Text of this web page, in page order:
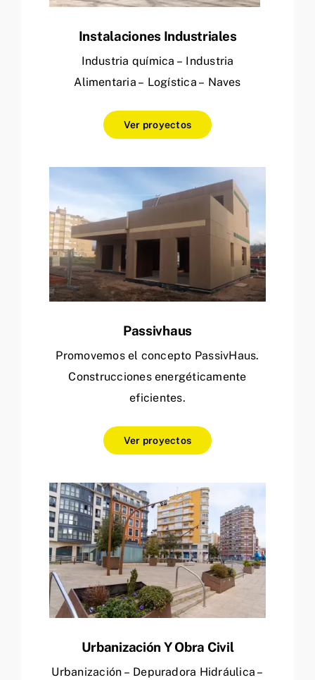
Instalaciones Industriales
Industria química – Industria
Alimentaria – Logística – Naves
Ver proyectos
Passivhaus
Promovemos el concepto PassivHaus.
Construcciones energéticamente
eficientes.
Ver proyectos
Urbanización Y Obra Civil
Urbanización – Depuradora Hidráulica –